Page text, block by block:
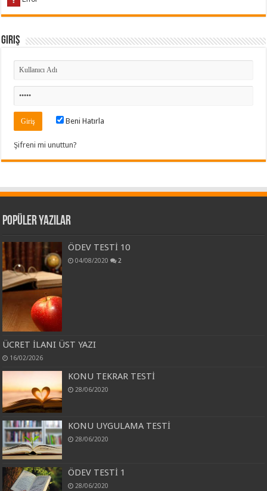
Giriş
Beni Hatırla
Şifreni mi unuttun?
Popüler Yazılar
ÖDEV TESTİ 10
04/08/2020 2
ÜCRET İLANI ÜST YAZI
16/02/2026
KONU TEKRAR TESTİ
28/06/2020
KONU UYGULAMA TESTİ
28/06/2020
ÖDEV TESTİ 1
28/06/2020